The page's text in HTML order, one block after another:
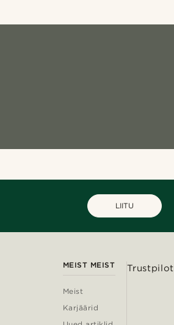
LIITU
MEIST MEIST
Meist
Karjäärid
Trustpilot